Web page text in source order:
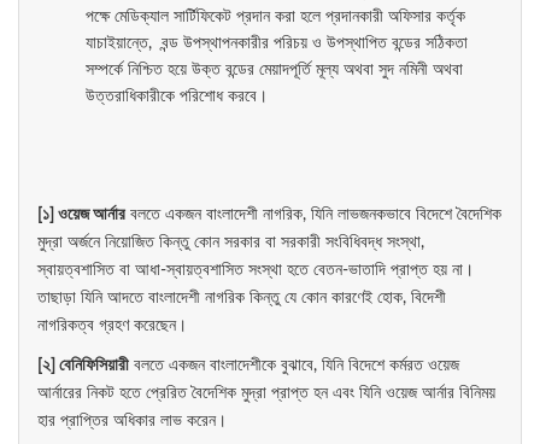
পক্ষে মেডিক্যাল সার্টিফিকেট প্রদান করা হলে প্রদানকারী অফিসার কর্তৃক
যাচাইয়ান্তে, বন্ড উপস্থাপনকারীর পরিচয় ও উপস্থাপিত বন্ডের সঠিকতা
সম্পর্কে নিশ্চিত হয়ে উক্ত বন্ডের মেয়াদপূর্তি মূল্য অথবা সুদ নমিনী অথবা
উত্তরাধিকারীকে পরিশোধ করবে।
[১] ওয়েজ আর্নার বলতে একজন বাংলাদেশী নাগরিক, যিনি লাভজনকভাবে বিদেশে বৈদেশিক
মুদ্রা অর্জনে নিয়োজিত কিন্তু কোন সরকার বা সরকারী সংবিধিবদ্ধ সংস্থা,
স্বায়ত্বশাসিত বা আধা-স্বায়ত্বশাসিত সংস্থা হতে বেতন-ভাতাদি প্রাপ্ত হয় না।
তাছাড়া যিনি আদতে বাংলাদেশী নাগরিক কিন্তু যে কোন কারণেই হোক, বিদেশী
নাগরিকত্ব গ্রহণ করেছেন।
[২] বেনিফিসিয়ারী বলতে একজন বাংলাদেশীকে বুঝাবে, যিনি বিদেশে কর্মরত ওয়েজ
আর্নারের নিকট হতে প্রেরিত বৈদেশিক মুদ্রা প্রাপ্ত হন এবং যিনি ওয়েজ আর্নার বিনিময়
হার প্রাপ্তির অধিকার লাভ করেন।